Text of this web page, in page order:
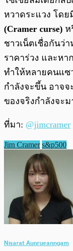
หวาดระแวง โดย
(Cramer curse) ห
ชาวเน็ตเชื่อกันว่
ราคาร่วง และหา
ทำให้หลายคนแซ
กำลังจะขึ้น อาจ
ของจริงกำลังจะ
ที่มา: @jimcramer
Jim Cramer s&p500
Nisarat Aunrueanngam